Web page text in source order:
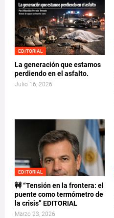
EDITORIAL
La generación que estamos
perdiendo en el asfalto.
Julio 16, 2026
EDITORIAL
🚧 “Tensión en la frontera: el
puente como termómetro de
la crisis” EDITORIAL
Marzo 23, 2026